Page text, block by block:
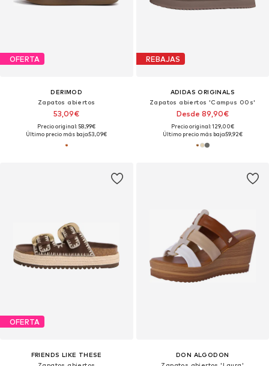
OFERTA
DERIMOD
Zapatos abiertos
53,09€
Precio original: 58,99€
Último precio más bajo:53,09€
REBAJAS
ADIDAS ORIGINALS
Zapatos abiertos 'Campus 00s'
Desde 89,90€
Precio original: 129,00€
Último precio más bajo:59,92€
OFERTA
FRIENDS LIKE THESE
DON ALGODON